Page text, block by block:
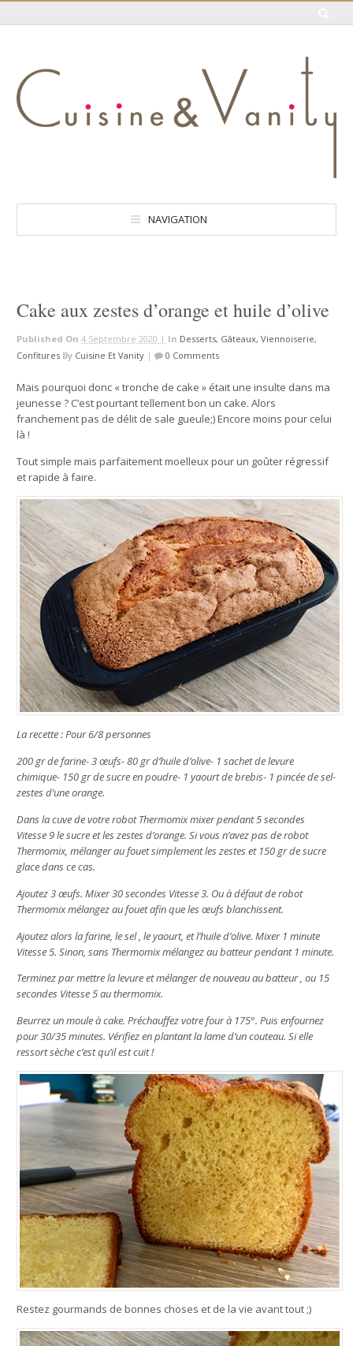
NAVIGATION
Cake aux zestes d’orange et huile d’olive
Published On4 Septembre 2020 | In Desserts, Gâteaux, Viennoiserie,
Confitures By Cuisine Et Vanity | 0 Comments
Mais pourquoi donc « tronche de cake » était une insulte dans ma
jeunesse ? C’est pourtant tellement bon un cake. Alors
franchement pas de délit de sale gueule;) Encore moins pour celui
là !
Tout simple mais parfaitement moelleux pour un goûter régressif
et rapide à faire.
La recette : Pour 6/8 personnes
200 gr de farine- 3 œufs- 80 gr d’huile d’olive- 1 sachet de levure
chimique- 150 gr de sucre en poudre- 1 yaourt de brebis- 1 pincée de sel-
zestes d’une orange.
Dans la cuve de votre robot Thermomix mixer pendant 5 secondes
Vitesse 9 le sucre et les zestes d’orange. Si vous n’avez pas de robot
Thermomix, mélanger au fouet simplement les zestes et 150 gr de sucre
glace dans ce cas.
Ajoutez 3 œufs. Mixer 30 secondes Vitesse 3. Ou à défaut de robot
Thermomix mélangez au fouet afin que les œufs blanchissent.
Ajoutez alors la farine, le sel , le yaourt, et l’huile d’olive. Mixer 1 minute
Vitesse 5. Sinon, sans Thermomix mélangez au batteur pendant 1 minute.
Terminez par mettre la levure et mélanger de nouveau au batteur , ou 15
secondes Vitesse 5 au thermomix.
Beurrez un moule à cake. Préchauffez votre four à 175°. Puis enfournez
pour 30/35 minutes. Vérifiez en plantant la lame d’un couteau. Si elle
ressort sèche c’est qu’il est cuit !
Restez gourmands de bonnes choses et de la vie avant tout ;)